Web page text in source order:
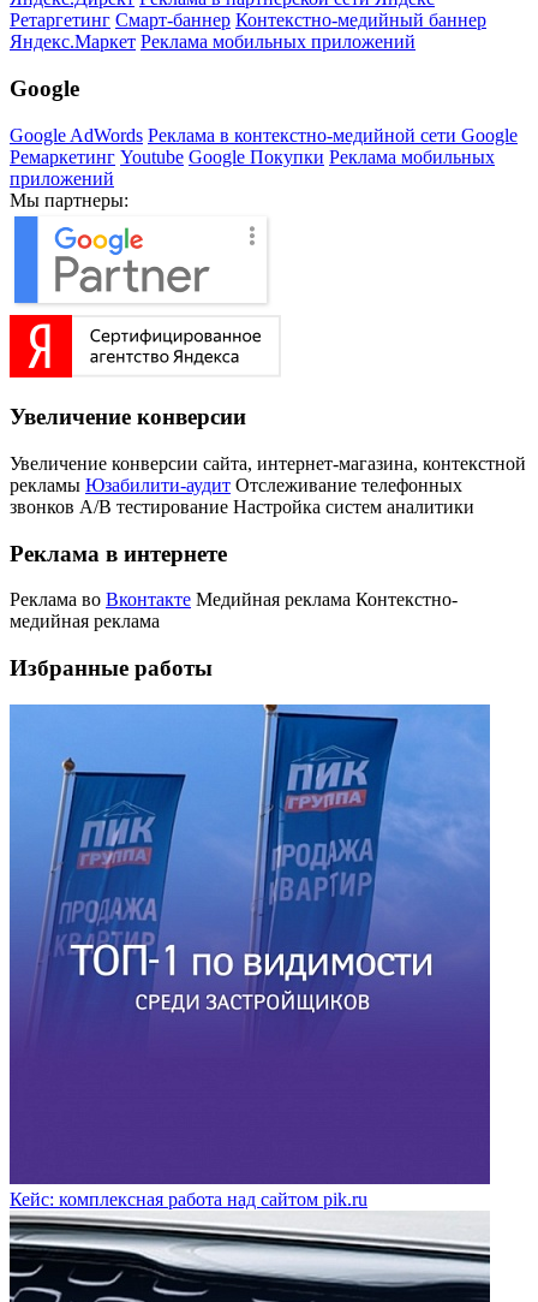
Ретаргетинг Смарт-баннер Контекстно-медийный баннер
Яндекс.Маркет Реклама мобильных приложений
Google
Google AdWords Реклама в контекстно-медийной сети Google
Ремаркетинг Youtube Google Покупки Реклама мобильных
приложений
Мы партнеры:
Увеличение конверсии
Увеличение конверсии сайта, интернет-магазина, контекстной
рекламы Юзабилити-аудит Отслеживание телефонных
звонков А/В тестирование Настройка систем аналитики
Реклама в интернете
Реклама во Вконтакте Медийная реклама Контекстно-
медийная реклама
Избранные работы
Кейс: комплексная работа над сайтом pik.ru